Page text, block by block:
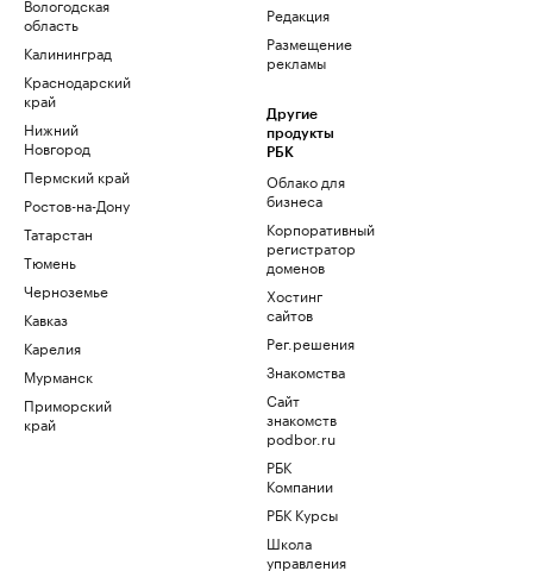
Вологодская
область
Калининград
Краснодарский
край
Нижний
Новгород
Пермский край
Ростов-на-Дону
Татарстан
Тюмень
Черноземье
Кавказ
Карелия
Мурманск
Приморский
край
Редакция
Размещение
рекламы
Другие
продукты
РБК
Облако для
бизнеса
Корпоративный
регистратор
доменов
Хостинг
сайтов
Рег.решения
Знакомства
Сайт
знакомств
podbor.ru
РБК
Компании
РБК Курсы
Школа
управления